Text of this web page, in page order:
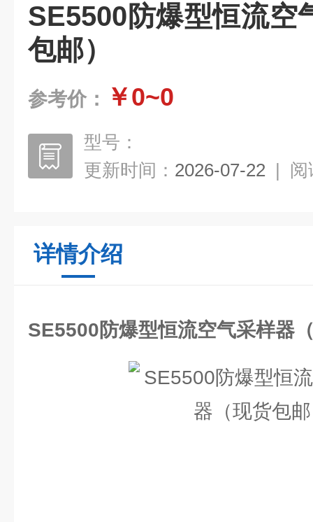
SE5500防爆型恒流空
包邮）
参考价： ￥0~0
型号：
更新时间： 2026-07-22 | 阅
详情介绍
SE5500防爆型恒流空气采样器